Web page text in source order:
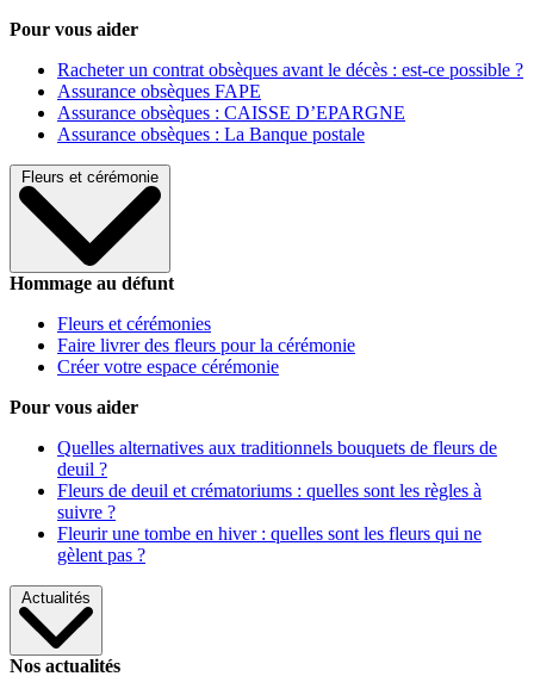
Pour vous aider
Racheter un contrat obsèques avant le décès : est-ce possible ?
Assurance obsèques FAPE
Assurance obsèques : CAISSE D’EPARGNE
Assurance obsèques : La Banque postale
Fleurs et cérémonie
Hommage au défunt
Fleurs et cérémonies
Faire livrer des fleurs pour la cérémonie
Créer votre espace cérémonie
Pour vous aider
Quelles alternatives aux traditionnels bouquets de fleurs de
deuil ?
Fleurs de deuil et crématoriums : quelles sont les règles à
suivre ?
Fleurir une tombe en hiver : quelles sont les fleurs qui ne
gèlent pas ?
Actualités
Nos actualités